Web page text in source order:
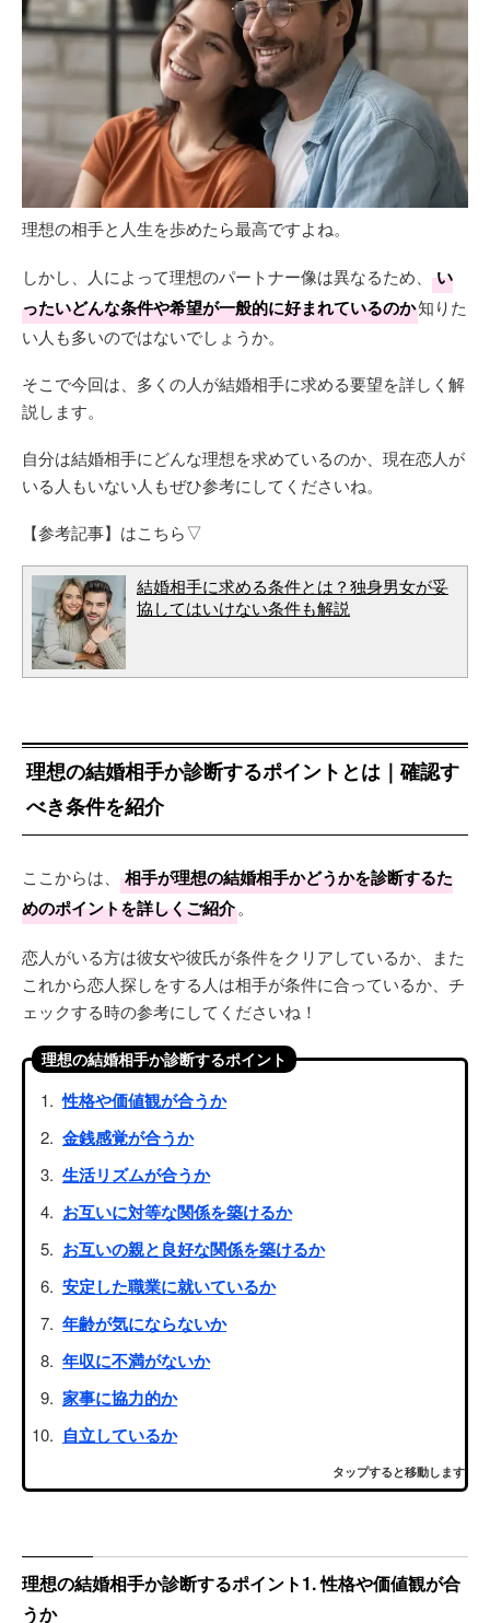
理想の相手と人生を歩めたら最高ですよね。
しかし、人によって理想のパートナー像は異なるため、
い
ったいどんな条件や希望が一般的に好まれているのか知りた
い人も多いのではないでしょうか。
そこで今回は、多くの人が結婚相手に求める要望を詳しく解
説します。
自分は結婚相手にどんな理想を求めているのか、現在恋人が
いる人もいない人もぜひ参考にしてくださいね。
【参考記事】はこちら▽
結婚相手に求める条件とは？独身男女が妥
協してはいけない条件も解説
理想の結婚相手か診断するポイントとは｜確認す
べき条件を紹介
ここからは、
相手が理想の結婚相手かどうかを診断するた
めのポイントを詳しくご紹介。
恋人がいる方は彼女や彼氏が条件をクリアしているか、また
これから恋人探しをする人は相手が条件に合っているか、チ
ェックする時の参考にしてくださいね！
理想の結婚相手か診断するポイント
性格や価値観が合うか
金銭感覚が合うか
生活リズムが合うか
お互いに対等な関係を築けるか
お互いの親と良好な関係を築けるか
安定した職業に就いているか
年齢が気にならないか
年収に不満がないか
家事に協力的か
自立しているか
タップすると移動します
理想の結婚相手か診断するポイント1. 性格や価値観が合
うか